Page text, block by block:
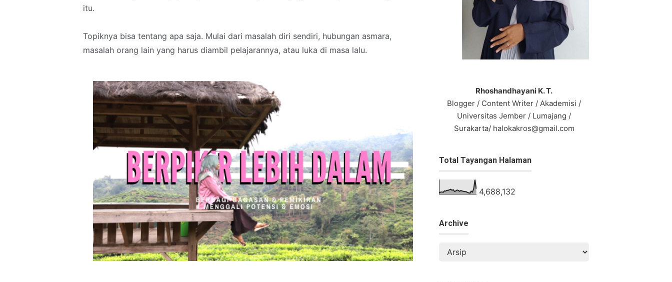
itu.
Topiknya bisa tentang apa saja. Mulai dari masalah diri sendiri, hubungan asmara,
masalah orang lain yang harus diambil pelajarannya, atau luka di masa lalu.
Rhoshandhayani K. T.
Blogger / Content Writer / Akademisi /
Universitas Jember / Lumajang /
Surakarta/ halokakros@gmail.com
Total Tayangan Halaman
4,688,132
Archive